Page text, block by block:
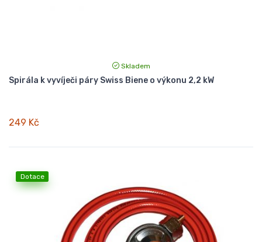
Skladem
Spirála k vyvíječi páry Swiss Biene o výkonu 2,2 kW
249 Kč
Dotace